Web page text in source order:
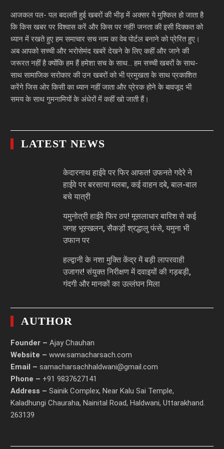
आजकल पल- पल बदलती हुई खबरों की भीड़ में अक्सर ये मुश्किल हो जाता है
कि किस खबर पर विश्वास करें और किस पर नहीं! जनता की इसी दिक्कत को
ध्यान में रखते हुए हम समाचार सच नाम का वेब पोर्टल बनाने को प्रेरित हुए।
अब आपको सच्ची और भरोसेमंद खबरें देखने के लिए कहीं और जाने की
जरूरत नहीं है क्योंकि हम हैं हमेशा सच के साथ… हम सच्ची खबरों के साथ-
साथ सामाजिक सरोकार की उन खबरों को भी प्रमुखता के साथ प्रकाशित
करेंगे जिस ओर किसी का ध्यान नहीं जाता और प्रेरक होने के बावजूद भी
समय के साथ गुमनामियों के अंधेरों में कहीं खो जाती हैं।
LATEST NEWS
केदारनाथ हाईवे पर फिर आफत! उफनते गदेरे ने
हाईवे पर बरसाया मलबा, कई वाहन दबे, बाल-बाल
बचे यात्री
यमुनोत्री हाईवे फिर ठप! मूसलाधार बारिश से कई
जगह भूस्खलन, सैकड़ों श्रद्धालु फंसे, यमुना भी
उफान पर
हल्द्वानी के नशा मुक्ति केंद्र में बड़ी लापरवाही
उजागर! संयुक्त निरीक्षण में दवाइयों की गड़बड़ी,
गंदगी और मानकों का उल्लंघन मिला
AUTHOR
Founder – Ajay Chauhan
Website – www.samacharsach.com
Email – samacharsachhaldwani@gmail.com
Phone – +91 9837627141
Address – Sainik Complex, Near Kalu Sai Temple,
Kaladhungi Chauraha, Nainital Road, Haldwani, Uttarakhand.
263139